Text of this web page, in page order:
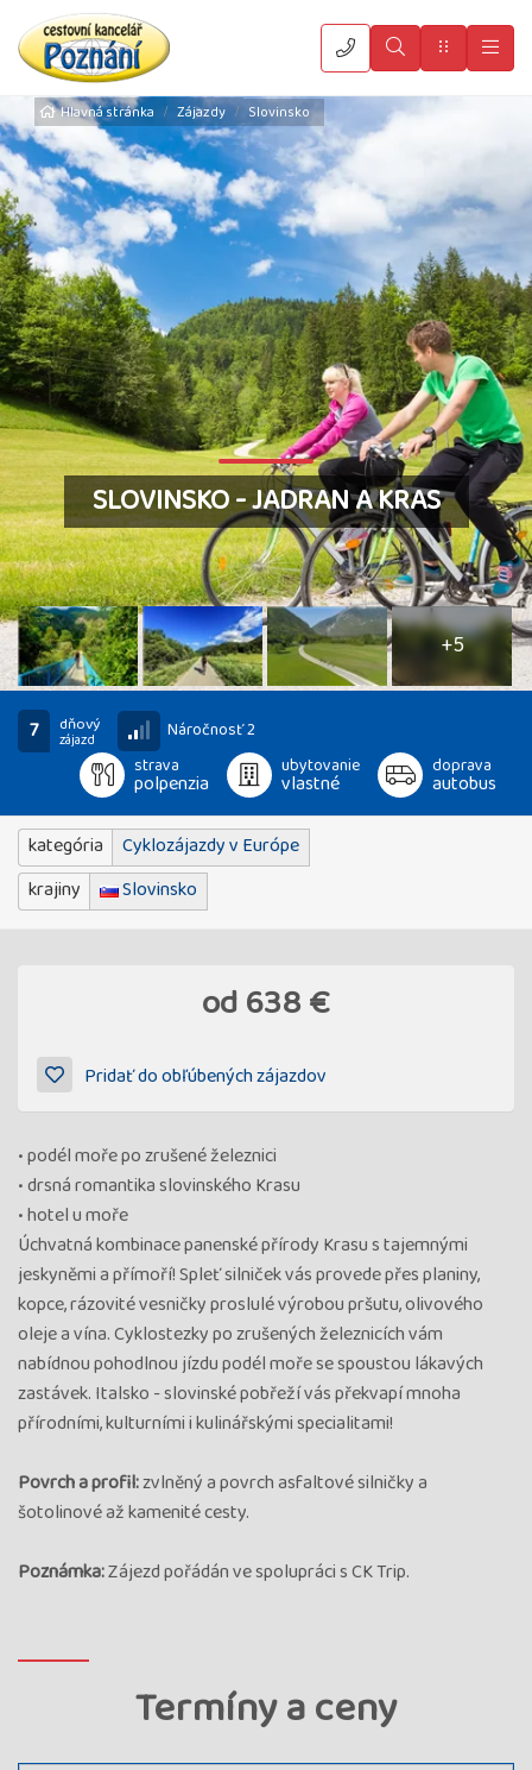
VyhledatMenu
Hlavná stránka Zájazdy Slovinsko
SLOVINSKO - JADRAN A KRAS
10
fotografií
+5
7 dňový
zájazd
Náročnosť 2
strava
polpenzia
ubytovanie
vlastné
doprava
autobus
kategória
Cyklozájazdy v Európe
krajiny
Slovinsko
od638 €
Pridať do obľúbených zájazdov
• podél moře po zrušené železnici
• drsná romantika slovinského Krasu
• hotel u moře
Úchvatná kombinace panenské přírody Krasu s tajemnými
jeskyněmi a přímoří! Spleť silniček vás provede přes planiny,
kopce, rázovité vesničky proslulé výrobou pršutu, olivového
oleje a vína. Cyklostezky po zrušených železnicích vám
nabídnou pohodlnou jízdu podél moře se spoustou lákavých
zastávek. Italsko - slovinské pobřeží vás překvapí mnoha
přírodními, kulturními i kulinářskými specialitami!
Povrch a profil:zvlněný a povrch asfaltové silničky a
šotolinové až kamenité cesty.
Poznámka:Zájezd pořádán ve spolupráci s CK Trip.
Termíny a ceny